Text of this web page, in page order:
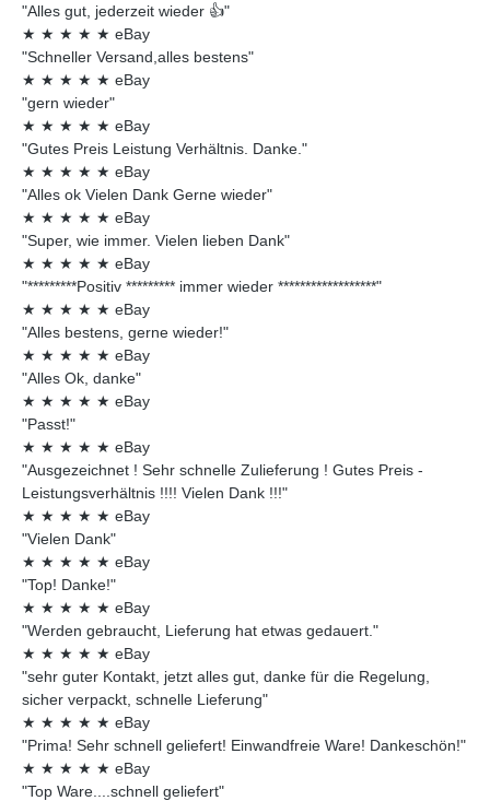
"Alles gut, jederzeit wieder 👍"
★ ★ ★ ★ ★ eBay
"Schneller Versand,alles bestens"
★ ★ ★ ★ ★ eBay
"gern wieder"
★ ★ ★ ★ ★ eBay
"Gutes Preis Leistung Verhältnis. Danke."
★ ★ ★ ★ ★ eBay
"Alles ok Vielen Dank Gerne wieder"
★ ★ ★ ★ ★ eBay
"Super, wie immer. Vielen lieben Dank"
★ ★ ★ ★ ★ eBay
"*********Positiv ********* immer wieder ******************"
★ ★ ★ ★ ★ eBay
"Alles bestens, gerne wieder!"
★ ★ ★ ★ ★ eBay
"Alles Ok, danke"
★ ★ ★ ★ ★ eBay
"Passt!"
★ ★ ★ ★ ★ eBay
"Ausgezeichnet ! Sehr schnelle Zulieferung ! Gutes Preis -
Leistungsverhältnis !!!! Vielen Dank !!!"
★ ★ ★ ★ ★ eBay
"Vielen Dank"
★ ★ ★ ★ ★ eBay
"Top! Danke!"
★ ★ ★ ★ ★ eBay
"Werden gebraucht, Lieferung hat etwas gedauert."
★ ★ ★ ★ ★ eBay
"sehr guter Kontakt, jetzt alles gut, danke für die Regelung,
sicher verpackt, schnelle Lieferung"
★ ★ ★ ★ ★ eBay
"Prima! Sehr schnell geliefert! Einwandfreie Ware! Dankeschön!"
★ ★ ★ ★ ★ eBay
"Top Ware....schnell geliefert"